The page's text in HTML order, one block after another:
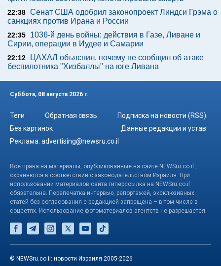
22:38 Сенат США одобрил законопроект Линдси Грэма о
санкциях против Ирана и России
22:35
1036-й день войны: действия в Газе, Ливане и
Сирии, операции в Иудее и Самарии
22:12
ЦАХАЛ объяснил, почему не сообщил об атаке
беспилотника "Хизбаллы" на юге Ливана
Суббота, 08 августа 2026 г.
Теги Обратная связь
Подписка на новости (RSS)
Без картинок
Данные редакции и устав
Реклама: advertising@newsru.co.il
Все права на материалы, опубликованные на сайте NEWSru.co.il ,
охраняются в соответствии с законодательством Израиля. При
использовании материалов сайта гиперссылка на NEWSru.co.il
обязательна. Перепечатка интервью, репортажей, эксклюзивных
статей без согласования с редакцией запрещена – в том числе в
соцсетях. Использование фотоматериалов агентств не разрешается.
© NEWSru.co.il: новости Израиля 2005-2026